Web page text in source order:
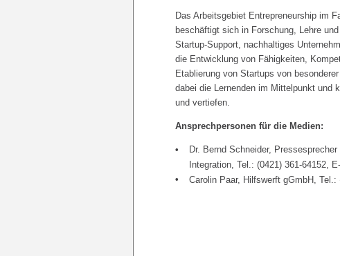
Das Arbeitsgebiet Entrepreneurship im
beschäftigt sich in Forschung, Lehre
Startup-Support, nachhaltiges
die Entwicklung von Fähigkeiten,
Etablierung von Startups von
dabei die Lernenden im Mittelpunkt und
und vertiefen.
Ansprechpersonen für die Medien:
Dr. Bernd Schneider,
Integration, Tel.: (0421) 361-64152,